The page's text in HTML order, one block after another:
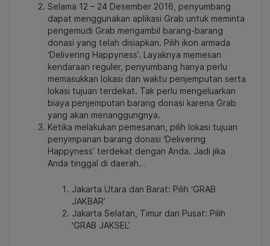
Selama 12 – 24 Desember 2016, penyumbang
dapat menggunakan aplikasi Grab untuk meminta
pengemudi Grab mengambil barang-barang
donasi yang telah disiapkan. Pilih ikon armada
‘Delivering Happyness’. Layaknya memesan
kendaraan reguler, penyumbang hanya perlu
memasukkan lokasi dan waktu penjemputan serta
lokasi tujuan terdekat. Tak perlu mengeluarkan
biaya penjemputan barang donasi karena Grab
yang akan menanggungnya.
Ketika melakukan pemesanan, pilih lokasi tujuan
penyimpanan barang donasi ‘Delivering
Happyness’ terdekat dengan Anda. Jadi jika
Anda tinggal di daerah…
Jakarta Utara dan Barat: Pilih ‘GRAB
JAKBAR’
Jakarta Selatan, Timur dan Pusat: Pilih
‘GRAB JAKSEL’